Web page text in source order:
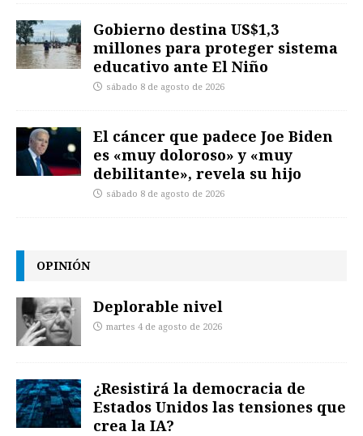
Gobierno destina US$1,3
millones para proteger sistema
educativo ante El Niño
sábado 8 de agosto de 2026
El cáncer que padece Joe Biden
es «muy doloroso» y «muy
debilitante», revela su hijo
sábado 8 de agosto de 2026
OPINIÓN
Deplorable nivel
martes 4 de agosto de 2026
¿Resistirá la democracia de
Estados Unidos las tensiones que
crea la IA?